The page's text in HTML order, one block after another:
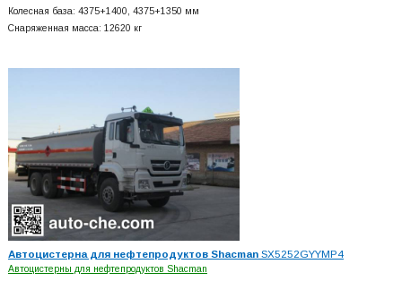
Колесная база: 4375+1400, 4375+1350 мм
Снаряженная масса: 12620 кг
Автоцистерна для нефтепродуктов ShacmanSX5252GYYMP4
Автоцистерны для нефтепродуктов Shacman